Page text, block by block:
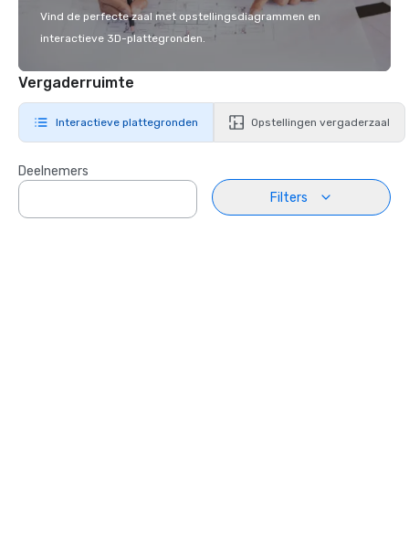
Vind de perfecte zaal met opstellingsdiagrammen en
interactieve 3D-plattegronden.
Vergaderruimte
Interactieve plattegronden Opstellingen vergaderzaal
Deelnemers
Filters